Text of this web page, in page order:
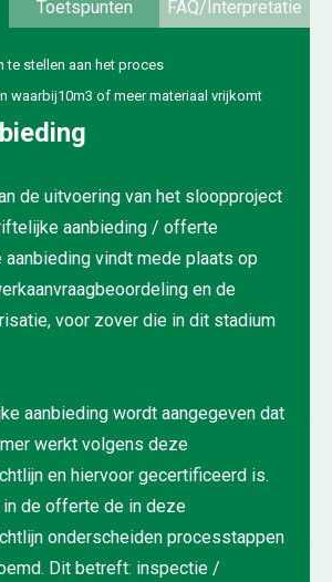
FAQ/Interpretatie
Toetspunten
te stellen aan het proces
waarbij10m3 of meer materiaal vrijkomt
de uitvoering van het sloopproject
aanbieding / offerte
aanbieding vindt mede plaats op
en de
voor zover die in dit stadium
aanbieding wordt aangegeven dat
werkt volgens deze
en hiervoor gecertificeerd is.
in de offerte de in deze
onderscheiden processtappen
Dit betreft: inspectie /